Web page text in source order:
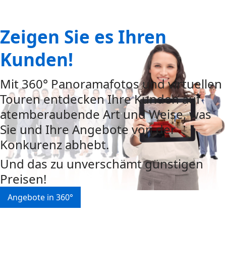
Zeigen Sie es Ihren
Kunden!
Mit 360° Panoramafotos und virtuellen
Touren entdecken Ihre Kunden auf
atemberaubende Art und Weise, was
Sie und Ihre Angebote von der
Konkurenz abhebt.
Und das zu unverschämt günstigen
Preisen!
Angebote in 360°